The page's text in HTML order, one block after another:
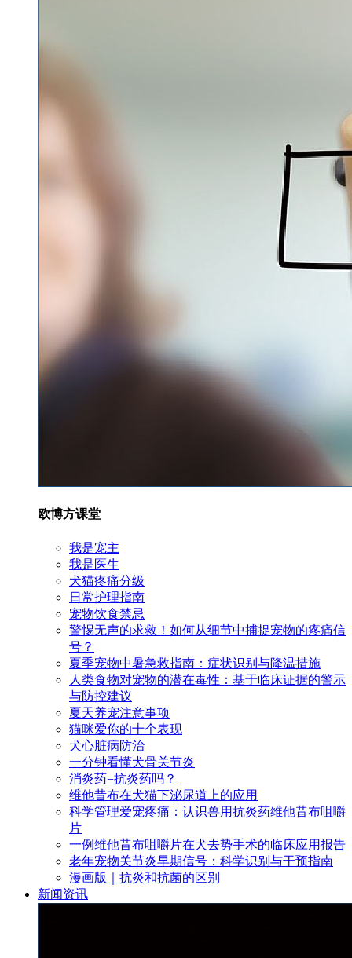
欧博方课堂
我是宠主
我是医生
犬猫疼痛分级
日常护理指南
宠物饮食禁忌
警惕无声的求救！如何从细节中捕捉宠物的疼痛信
号？
夏季宠物中暑急救指南：症状识别与降温措施
人类食物对宠物的潜在毒性：基于临床证据的警示
与防控建议
夏天养宠注意事项
猫咪爱你的十个表现
犬心脏病防治
一分钟看懂犬骨关节炎
消炎药=抗炎药吗？
维他昔布在犬猫下泌尿道上的应用
科学管理爱宠疼痛：认识兽用抗炎药维他昔布咀嚼
片
一例维他昔布咀嚼片在犬去势手术的临床应用报告
老年宠物关节炎早期信号：科学识别与干预指南
漫画版｜抗炎和抗菌的区别
新闻资讯